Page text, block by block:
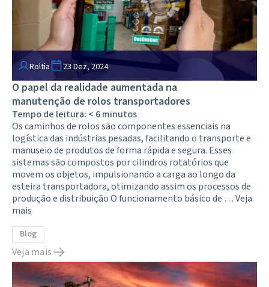
Roltia 23 Dez, 2024
O papel da realidade aumentada na
manutenção de rolos transportadores
Tempo de leitura: < 6minutos
Os caminhos de rolos são componentes essenciais na
logística das indústrias pesadas, facilitando o transporte e
manuseio de produtos de forma rápida e segura. Esses
sistemas são compostos por cilindros rotatórios que
movem os objetos, impulsionando a carga ao longo da
esteira transportadora, otimizando assim os processos de
produção e distribuição O funcionamento básico de …Veja
mais
Blog
Veja mais